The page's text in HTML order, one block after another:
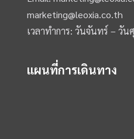
marketing@leoxia.co.th
เวลาทำการ: วันจันทร์ – วัน
แผนที่การเดินทาง